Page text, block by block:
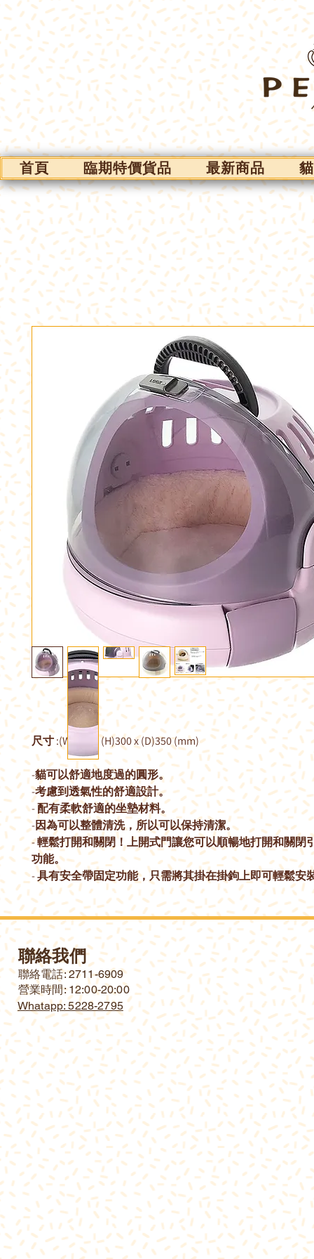
首頁 臨期特價貨品 最新商品
尺寸 :(W)350 x (H)300 x (D)350 (mm)
-貓可以舒適地度過的圓形。
-考慮到透氣性的舒適設計。
- 配有柔軟舒適的坐墊材料。
-因為可以整體清洗，所以可以保持清潔。
- 輕鬆打開和關閉！上開式門讓您可以順暢地打開和關閉
功能。
- 具有安全帶固定功能，只需將其掛在掛鉤上即可輕鬆安
聯絡我們
​聯絡電話: 2711-6909
營業時間: 12:00-20:00
Whatapp: 5228-2795